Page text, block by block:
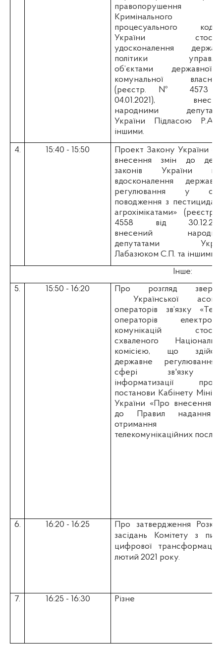
правопорушення
Кримінального
процесуального
України
удосконалення
політики
об’єктами
комунальної
(реєстр. № 4573
04.01.2021),
народними
України Підласою Р.А.
іншими.
4.
15:40 - 15:50 Проект Закону України
внесення змін до
законів України
вдосконалення
регулювання у
поводження з
агрохімікатами»
4558 від
внесений
депутатами
Лабазюком С.П. та іншими.
Інше:
5.
15:50 - 16:20
Про розгляд
Української
операторів зв’язку
операторів
комунікацій
схваленого
комісією, що
державне
сфері зв'язку
інформатизації
постанови Кабінету
України «Про внесення
до Правил надання
отримання
телекомунікаційних
6. 16:20 - 16:25
Про затвердження
засідань Комітету з
цифрової трансформації
лютий 2021 року.
7. 16:25 - 16:30 Різне